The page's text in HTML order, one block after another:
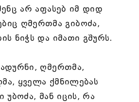
არ აფასებ იმ დიდ
ღმერთმა გიბოძა,
ნიჭს და იმათი გშურს.
ღმერთმა,
ყველა ქმნილებას
უბოძა, მან იცის, რა